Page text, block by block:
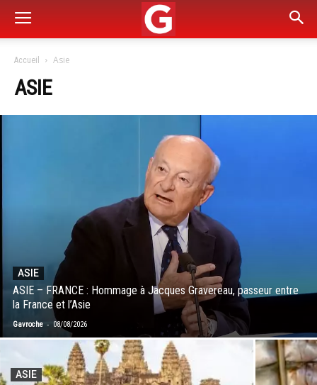
Accueil Asie
ASIE
ASIE
ASIE – FRANCE : Hommage à Jacques Gravereau, passeur entre
la France et l’Asie
Gavroche - 08/08/2026
ASIE